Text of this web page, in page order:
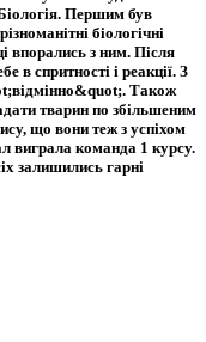
Першим був
біологічні
впорались з ним. Після
в спритності і реакції. З
Також
тварин по збільшеним
що вони теж з успіхом
виграла команда 1 курсу.
залишились гарні